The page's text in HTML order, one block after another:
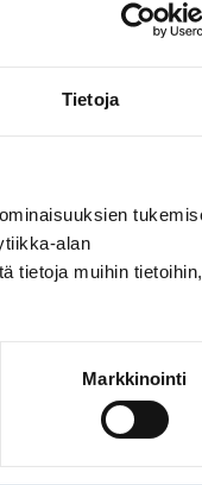
Tietoja
alan
tietoja muihin
Markkinointi
alle